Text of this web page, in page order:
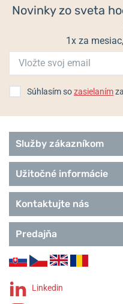
Novinky zo sveta
1x za
Súhlasím sozasielaním
Služby zákazníkom
Užitočné informácie
Kontaktujte nás
Predajňa
Linkedin